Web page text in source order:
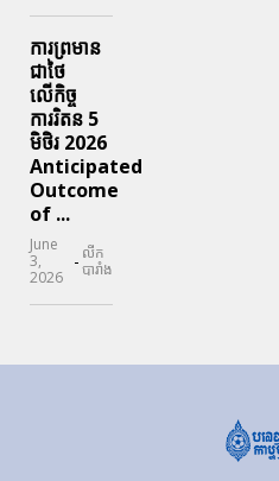
ការព្រមាន
ជាថៃ
លើកិច្ច
ការរិតន 5
មិថិរ 2026
Anticipated
Outcome
of ...
June
3,
2026
- លីក
បារាំង